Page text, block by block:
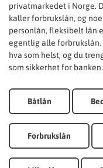
privatmarkedet i Norge.
kaller forbrukslån, og
personlån, fleksibelt lån
egentlig alle forbrukslån.
hva som helst, og du
som sikkerhet for banken.
Båtlån
Forbrukslån